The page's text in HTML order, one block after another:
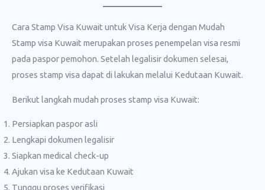
Cara Stamp Visa Kuwait untuk Visa Kerja dengan Mudah
Stamp visa Kuwait merupakan proses penempelan visa resmi
pada paspor pemohon. Setelah legalisir dokumen selesai,
proses stamp visa dapat di lakukan melalui Kedutaan Kuwait.
Berikut langkah mudah proses stamp visa Kuwait:
Persiapkan paspor asli
Lengkapi dokumen legalisir
Siapkan medical check-up
Ajukan visa ke Kedutaan Kuwait
Tunggu proses verifikasi